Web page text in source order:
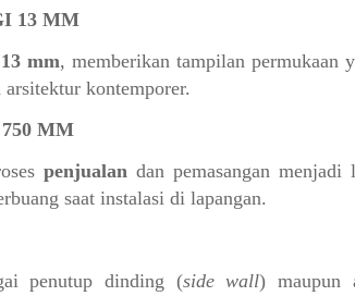
13 MM
13 mm, memberikan tampilan permukaan
kontemporer.
MM
penjualandan pemasangan menjadi
saat instalasi di lapangan.
penutup dinding (side wall) maupun